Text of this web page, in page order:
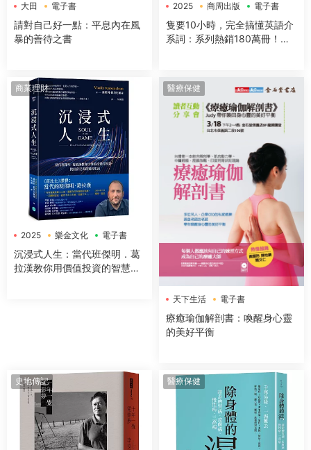
大田 電子書
請對自己好一點：平息內在風
暴的善待之書
2025 商周出版 電子書
隻要10小時，完全搞懂英語介
系詞：系列熱銷180萬冊！免
麼這樣用的介系詞寶典
商業理財
2025 樂金文化 電子書
沉浸式人生：當代班傑明．葛
拉漢教你用價值投資的智慧，
醫療保健
天下生活 電子書
療癒瑜伽解剖書：喚醒身心靈
的美好平衡
史地傳記 醫療保健